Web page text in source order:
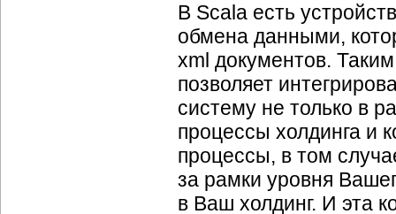
В Scala есть
обмена данными,
xml документов.
позволяет
систему не только в
процессы холдинга и
процессы, в том
за рамки уровня
в Ваш холдинг. И эта